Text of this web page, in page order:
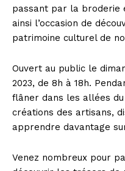
passant par la broderie
ainsi l’occasion de
patrimoine culturel de
Ouvert au public le
2023, de 8h à 18h.
flâner dans les allées
créations des artisans,
apprendre davantage
Venez nombreux pour